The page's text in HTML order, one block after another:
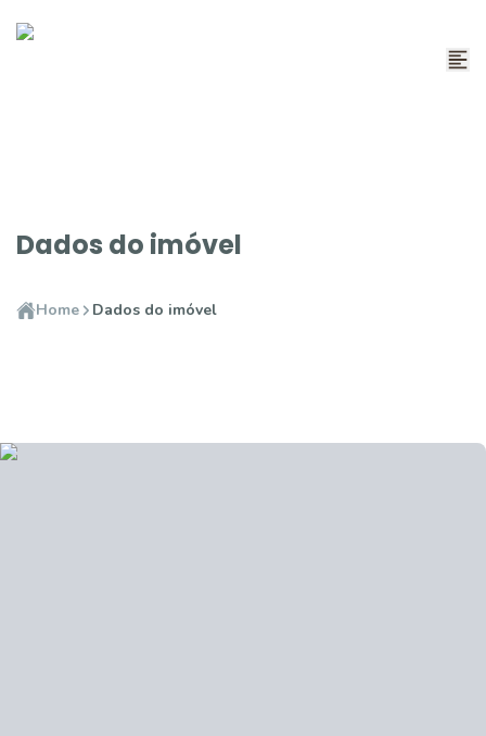
Dados do imóvel
Home Dados do imóvel